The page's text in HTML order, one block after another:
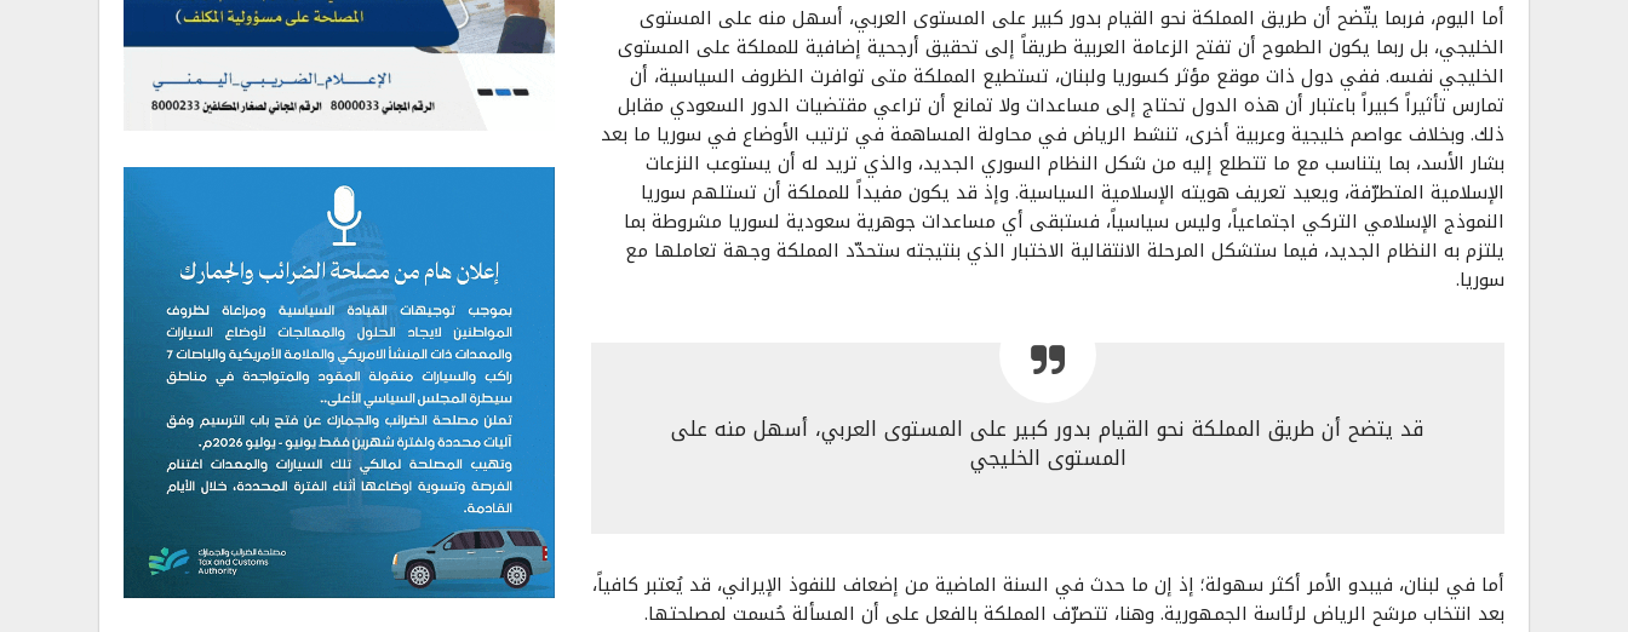
أما اليوم، فربما يتّضح أن طريق المملكة نحو القيام بدور كبير على المستوى العربي، أسهل منه على المستوى
الخليجي، بل ربما يكون الطموح أن تفتح الزعامة العربية طريقاً إلى تحقيق أرجحية إضافية للمملكة على المستوى
الخليجي نفسه. ففي دول ذات موقع مؤثر كسوريا ولبنان، تستطيع المملكة متى توافرت الظروف السياسية، أن
تمارس تأثيراً كبيراً باعتبار أن هذه الدول تحتاج إلى مساعدات ولا تمانع أن تراعي مقتضيات الدور السعودي مقابل
ذلك. وبخلاف عواصم خليجية وعربية أخرى، تنشط الرياض في محاولة المساهمة في ترتيب الأوضاع في سوريا ما بعد
بشار الأسد، بما يتناسب مع ما تتطلع إليه من شكل النظام السوري الجديد، والذي تريد له أن يستوعب النزعات
الإسلامية المتطرّفة، ويعيد تعريف هويته الإسلامية السياسية. وإذ قد يكون مفيداً للمملكة أن تستلهم سوريا
النموذج الإسلامي التركي اجتماعياً، وليس سياسياً، فستبقى أي مساعدات جوهرية سعودية لسوريا مشروطة بما
يلتزم به النظام الجديد، فيما ستشكل المرحلة الانتقالية الاختبار الذي بنتيجته ستحدّد المملكة وجهة تعاملها مع
سوريا.
قد يتضح أن طريق المملكة نحو القيام بدور كبير على المستوى العربي، أسهل منه على
المستوى الخليجي
أما في لبنان، فيبدو الأمر أكثر سهولة؛ إذ إن ما حدث في السنة الماضية من إضعاف للنفوذ الإيراني، قد يُعتبر كافياً،
بعد انتخاب مرشح الرياض لرئاسة الجمهورية. وهنا، تتصرّف المملكة بالفعل على أن المسألة حُسمت لمصلحتها.